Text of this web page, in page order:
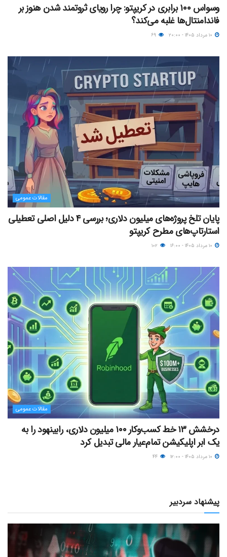
وسواس ۱۰۰ برابری در کریپتو: چرا رویای ثروتمند شدن هنوز بر
فاندامنتال‌ها غلبه می‌کند؟
مقالات عمومی
پایان تلخ پروژه‌های میلیون دلاری؛ بررسی ۴ دلیل اصلی تعطیلی
استارتاپ‌های مطرح کریپتو
مقالات عمومی
درخشش ۱۳ خط کسب‌وکار ۱۰۰ میلیون دلاری، رابینهود را به
یک ابر اپلیکیشن تمام‌عیار مالی تبدیل کرد
پیشنهاد سردبیر